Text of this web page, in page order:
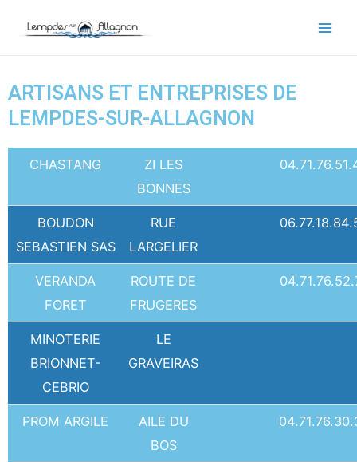
ARTISANS ET ENTREPRISES DE
LEMPDES-SUR-ALLAGNON
CHASTANG
ZI LES
BONNES
BOUDON
SEBASTIEN SAS
RUE
LARGELIER
VERANDA
FORET
ROUTE DE
FRUGERES
MINOTERIE
BRIONNET-
CEBRIO
LE
GRAVEIRAS
PROM ARGILE
AILE DU
BOS